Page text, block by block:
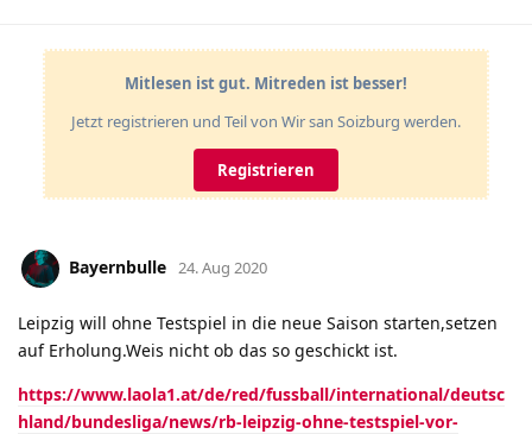
Mitlesen ist gut. Mitreden ist besser!
Jetzt registrieren und Teil von Wir san Soizburg werden.
Registrieren
Bayernbulle 24. Aug 2020
Leipzig will ohne Testspiel in die neue Saison starten,setzen
auf Erholung.Weis nicht ob das so geschickt ist.
https://www.laola1.at/de/red/fussball/international/deutsc
hland/bundesliga/news/rb-leipzig-ohne-testspiel-vor-